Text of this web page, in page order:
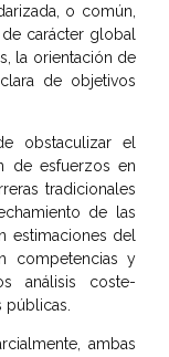
o común,
carácter global
la orientación de
de objetivos
obstaculizar el
de esfuerzos en
tradicionales
de las
estimaciones del
competencias y
análisis coste-
ambas